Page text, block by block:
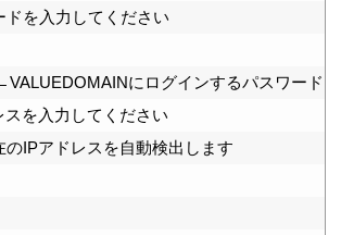
ドを入力してください
VALUEDOMAINにログインするパスワード
スを入力してください
のIPアドレスを自動検出します